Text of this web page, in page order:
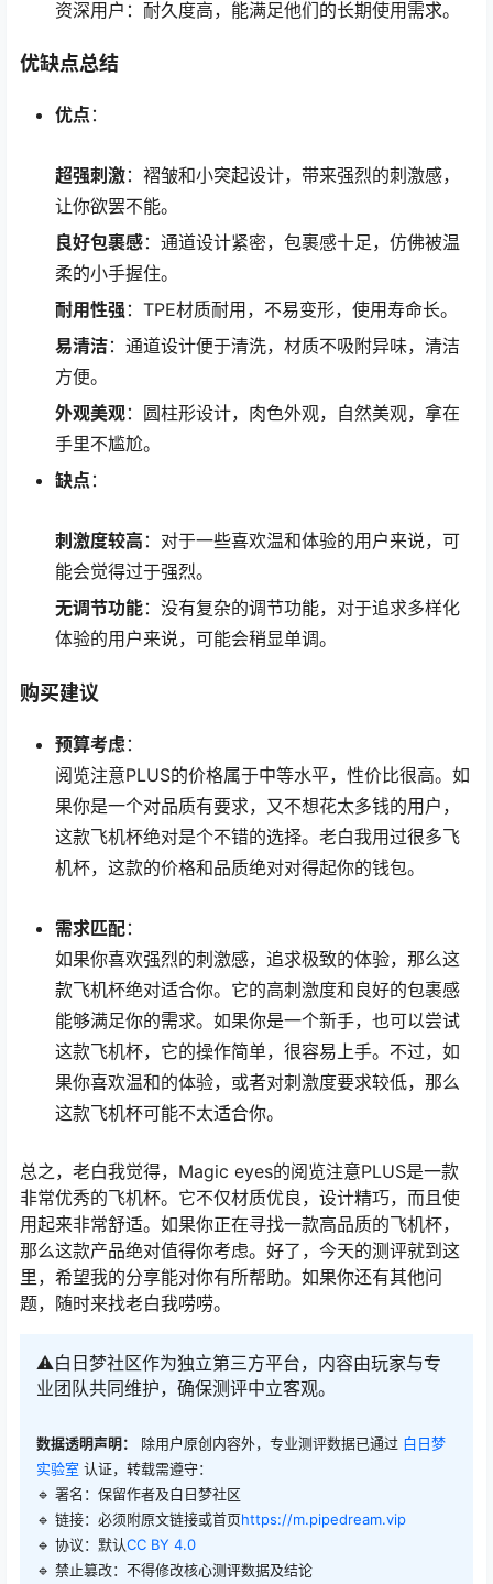
资深用户：耐久度高，能满足他们的长期使用需求。
优缺点总结
优点 ：
超强刺激：褶皱和小突起设计，带来强烈的刺激感，
让你欲罢不能。
良好包裹感：通道设计紧密，包裹感十足，仿佛被温
柔的小手握住。
耐用性强 ：TPE材质耐用，不易变形，使用寿命长。
易清洁：通道设计便于清洗，材质不吸附异味，清洁
方便。
外观美观：圆柱形设计，肉色外观，自然美观，拿在
手里不尴尬。
缺点 ：
刺激度较高 ：对于一些喜欢温和体验的用户来说，可
能会觉得过于强烈。
无调节功能：没有复杂的调节功能，对于追求多样化
体验的用户来说，可能会稍显单调。
购买建议
预算考虑 ：
阅览注意PLUS的价格属于中等水平，性价比很高。如
果你是一个对品质有要求，又不想花太多钱的用户，
这款飞机杯绝对是个不错的选择。老白我用过很多飞
机杯，这款的价格和品质绝对对得起你的钱包。
需求匹配：
如果你喜欢强烈的刺激感，追求极致的体验，那么这
款飞机杯绝对适合你。它的高刺激度和良好的包裹感
能够满足你的需求。如果你是一个新手，也可以尝试
这款飞机杯，它的操作简单，很容易上手。不过，如
果你喜欢温和的体验，或者对刺激度要求较低，那么
这款飞机杯可能不太适合你。
总之，老白我觉得，Magic eyes的阅览注意PLUS是一款
非常优秀的飞机杯。它不仅材质优良，设计精巧，而且使
用起来非常舒适。如果你正在寻找一款高品质的飞机杯，
那么这款产品绝对值得你考虑。好了，今天的测评就到这
里，希望我的分享能对你有所帮助。如果你还有其他问
题，随时来找老白我唠唠。
⚠️白日梦社区作为独立第三方平台，内容由玩家与专
业团队共同维护，确保测评中立客观。
数据透明声明： 除用户原创内容外，专业测评数据已通过 白日梦
实验室 认证，转载需遵守：
🔹 署名：保留作者及白日梦社区
🔹 链接：必须附原文链接或首页https://m.pipedream.vip
🔹 协议：默认CC BY 4.0
🔹 禁止篡改：不得修改核心测评数据及结论